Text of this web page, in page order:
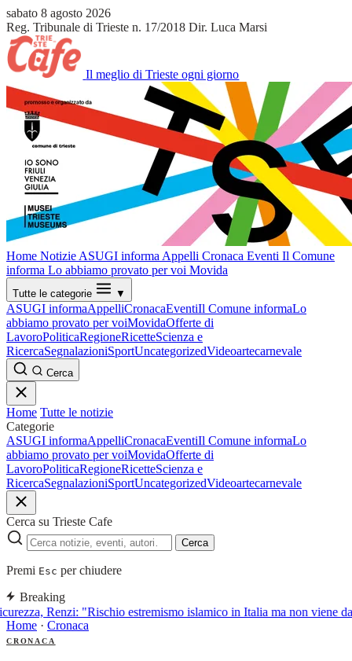
sabato 8 agosto 2026
Reg. Tribunale di Trieste n. 17/2018 Dir. Luca Marsi
Il meglio di Trieste ogni giorno
Home Notizie ASUGI informa Appelli Cronaca Eventi Il Comune
informa Lo abbiamo provato per voi Movida
Tutte le categorie ▼
ASUGI informaAppelliCronacaEventiIl Comune informaLo
abbiamo provato per voiMovidaOfferte di
LavoroPoliticaRegioneRicetteScienza e
RicercaSegnalazioniSportUncategorizedVideoartecarnevale
Cerca
Home Tutte le notizie
Categorie
ASUGI informaAppelliCronacaEventiIl Comune informaLo
abbiamo provato per voiMovidaOfferte di
LavoroPoliticaRegioneRicetteScienza e
RicercaSegnalazioniSportUncategorizedVideoartecarnevale
Cerca su Trieste Cafe
Cerca
Premi Esc per chiudere
Breaking
Renzi: "Rischio estremismo islamico in Italia ma non viene
Home · Cronaca
CRONACA